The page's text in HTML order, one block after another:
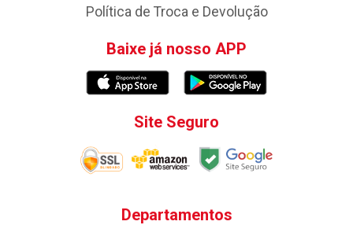
Política de Troca e Devolução
Baixe já nosso APP
Site Seguro
Departamentos